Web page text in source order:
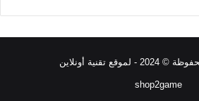
تقنية أونلاين
shop2game